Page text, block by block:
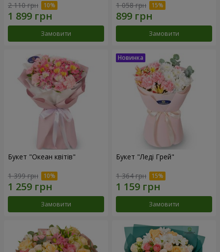
2 110 грн
Замовити
1 058 грн
Замовити
Букет "Океан квітів"
1 399 грн
Замовити
Букет "Леді Грей"
1 364 грн
Замовити